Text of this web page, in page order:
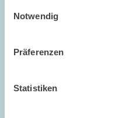
Notwendig
Präferenzen
Statistiken